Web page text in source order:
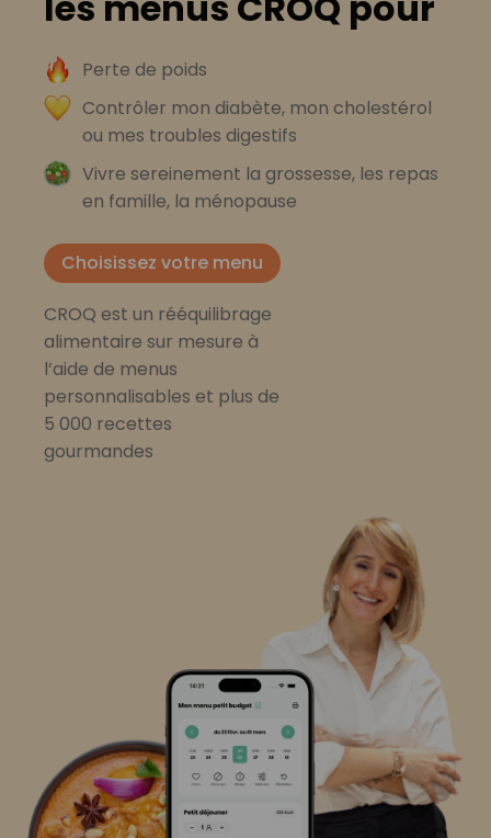
Perte de poids
Contrôler mon diabète, mon cholestérol
ou mes troubles digestifs
Vivre sereinement la grossesse, les repas
en famille, la ménopause
Choisissez votre menu
CROQ est un rééquilibrage
alimentaire sur mesure à
l’aide de menus
personnalisables et plus de
5 000 recettes
gourmandes